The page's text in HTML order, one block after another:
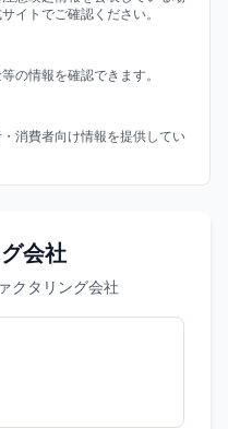
イトでご確認ください。
の情報を確認できます。
消費者向け情報を提供してい
会社
クタリング会社